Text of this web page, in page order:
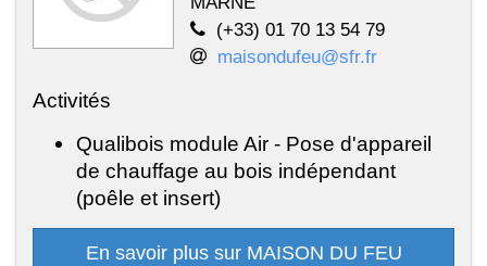
(+33) 01 70 13 54 79
maisondufeu@sfr.fr
Activités
Qualibois module Air - Pose d'appareil
de chauffage au bois indépendant
(poêle et insert)
En savoir plus sur MAISON DU FEU